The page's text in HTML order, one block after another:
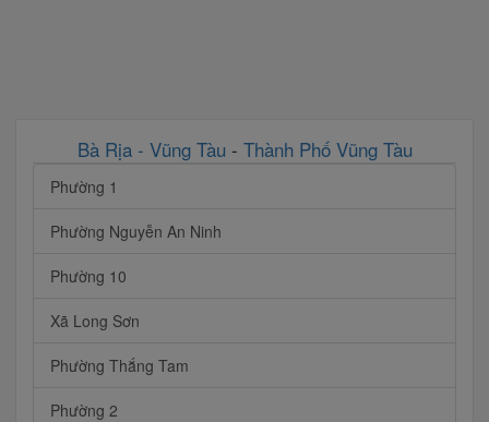
Bà Rịa - Vũng Tàu - Thành Phố Vũng Tàu
Phường 1
Phường Nguyễn An Ninh
Phường 10
Xã Long Sơn
Phường Thắng Tam
Phường 2